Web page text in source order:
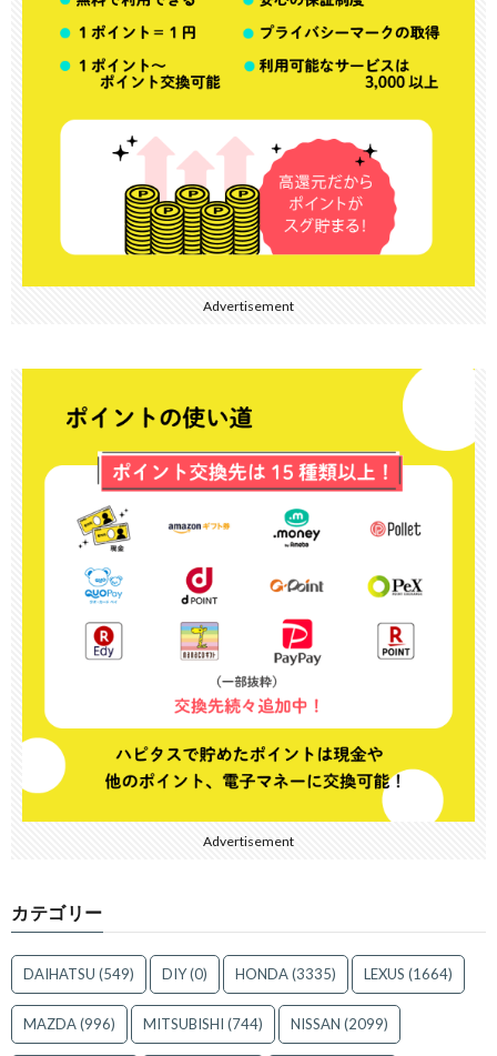
Advertisement
Advertisement
カテゴリー
DAIHATSU (549) DIY(0) HONDA(3335) LEXUS (1664)
MAZDA(996) MITSUBISHI (744) NISSAN (2099)